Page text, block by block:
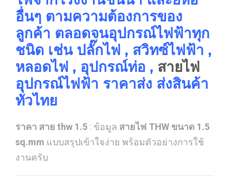
อื่นๆ ตามความต้องการของ
ลูกค้า ตลอดจนอุปกรณ์ไฟฟ้าทุก
ชนิด เช่น ปลั๊กไฟ , สวิทซ์ไฟฟ้า ,
หลอดไฟ , อุปกรณ์ท่อ , สายไฟ
อุปกรณ์ไฟฟ้า ราคาส่ง ส่งสินค้า
ทั่วไทย
ราคา สาย thw 1.5 : ข้อมูล สายไฟ THW ขนาด 1.5
sq.mm แบบสรุปเข้าใจง่าย พร้อมตัวอย่างการใช้
งานครับ